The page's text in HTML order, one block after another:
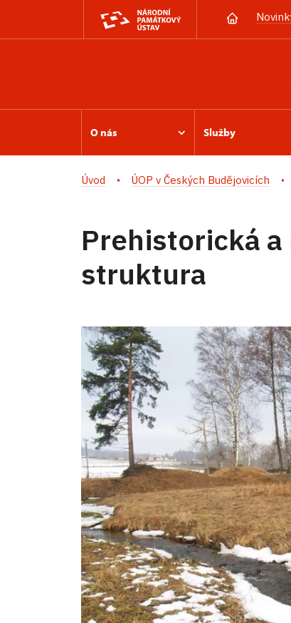
O nás Služby
Úvod ÚOP v Českých Budějovicích
Prehistorická
struktura